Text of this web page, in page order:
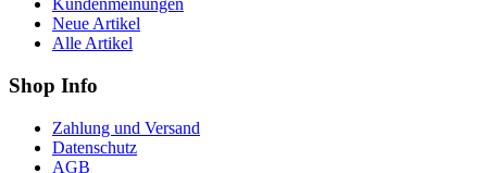
Kundenmeinungen
Neue Artikel
Alle Artikel
Shop Info
Zahlung und Versand
Datenschutz
AGB